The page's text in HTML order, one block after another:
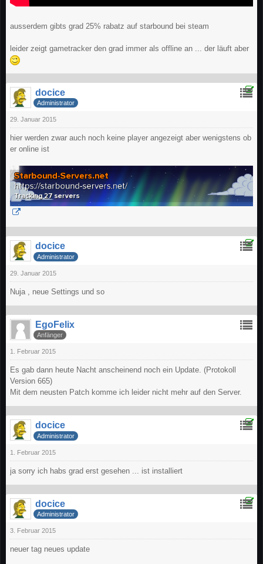
ausserdem gibts grad 25% rabatz auf starbound bei steam
leider zeigt gametracker den grad immer als offline an ... der läuft aber
docice
Administrator
29. Januar 2015
hier werden zwar auch noch keine player angezeigt aber wenigstens ob
er online ist
docice
Administrator
29. Januar 2015
Nuja , neue Settings und so
EgoFelix
Anfänger
1. Februar 2015
Es gab dann heute Nacht anscheinend noch ein Update. (Protokoll
Version 665)
Mit dem neusten Patch komme ich leider nicht mehr auf den Server.
docice
Administrator
1. Februar 2015
ja sorry ich habs grad erst gesehen ... ist installiert
docice
Administrator
3. Februar 2015
neuer tag neues update